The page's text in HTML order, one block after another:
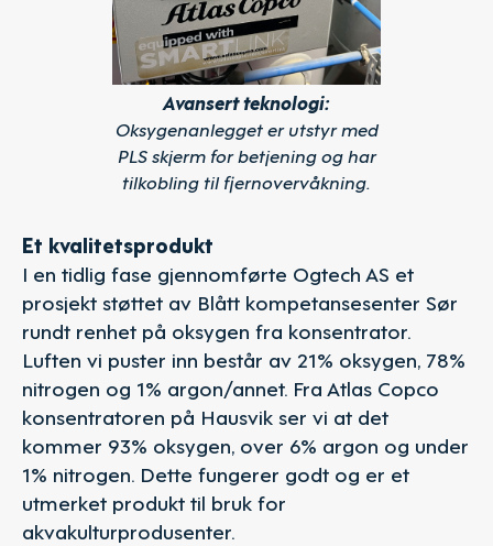
Avansert teknologi:
Oksygenanlegget er utstyr med
PLS skjerm for betjening og har
tilkobling til fjernovervåkning.
Et kvalitetsprodukt
I en tidlig fase gjennomførte Ogtech AS et
prosjekt støttet av Blått kompetansesenter Sør
rundt renhet på oksygen fra konsentrator.
Luften vi puster inn består av 21% oksygen, 78%
nitrogen og 1% argon/annet. Fra Atlas Copco
konsentratoren på Hausvik ser vi at det
kommer 93% oksygen, over 6% argon og under
1% nitrogen. Dette fungerer godt og er et
utmerket produkt til bruk for
akvakulturprodusenter.